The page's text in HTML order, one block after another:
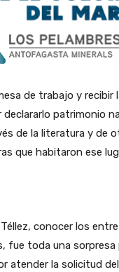
de trabajo y
patrimonio
de la literatura y de
que habitaron ese
Téllez, conocer los
fue toda una
atender la solicitud